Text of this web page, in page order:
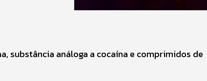
substância análoga a cocaína e comprimidos de